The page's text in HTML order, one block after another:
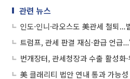
관련 뉴스
인도·인니·라오스도 美관세 철퇴...
트럼프, 관세 판결 재심·환급 언급
번개장터, 관세청장과 수출 활성화